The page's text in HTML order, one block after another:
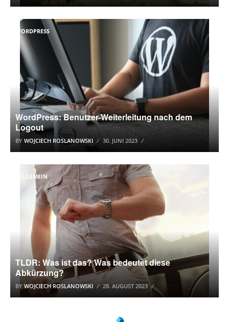
WORDPRESS
WordPress: Benutzer-Weiterleitung nach dem
Logout
BY WOJCIECH ROSLANOWSKI 30. JUNI 2023
ALLGEMEIN
TLDR: Was ist das? Was bedeutet diese
Abkürzung?
BY WOJCIECH ROSLANOWSKI 28. AUGUST 2023